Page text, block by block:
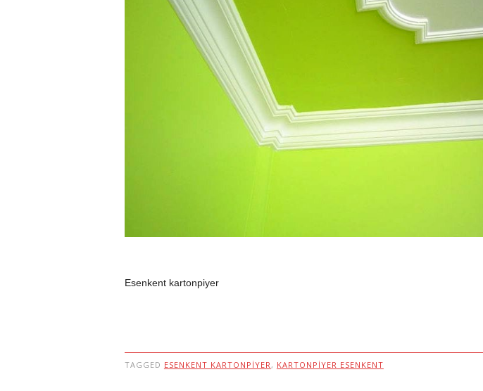
Esenkent kartonpiyer
TAGGED ESENKENT KARTONPIYER, KARTONPIYER ESENKENT